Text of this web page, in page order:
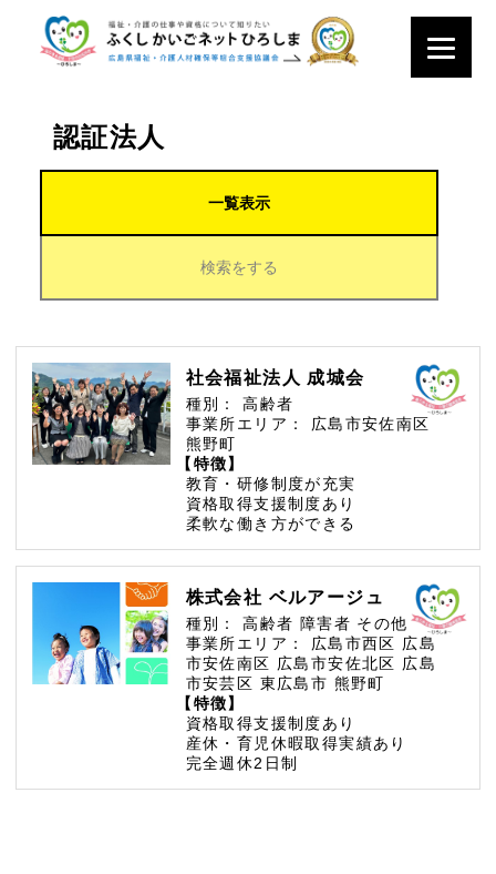
認証法人
一覧表示
検索をする
社会福祉法人 成城会
種別：
高齢者
事業所エリア：
広島市安佐南区
熊野町
【特徴】
教育・研修制度が充実
資格取得支援制度あり
柔軟な働き方ができる
株式会社 ベルアージュ
種別： 高齢者 障害者 その他
事業所エリア：
広島市西区 広島
市安佐南区 広島市安佐北区 広島
市安芸区 東広島市 熊野町
【特徴】
資格取得支援制度あり
産休・育児休暇取得実績あり
完全週休2日制